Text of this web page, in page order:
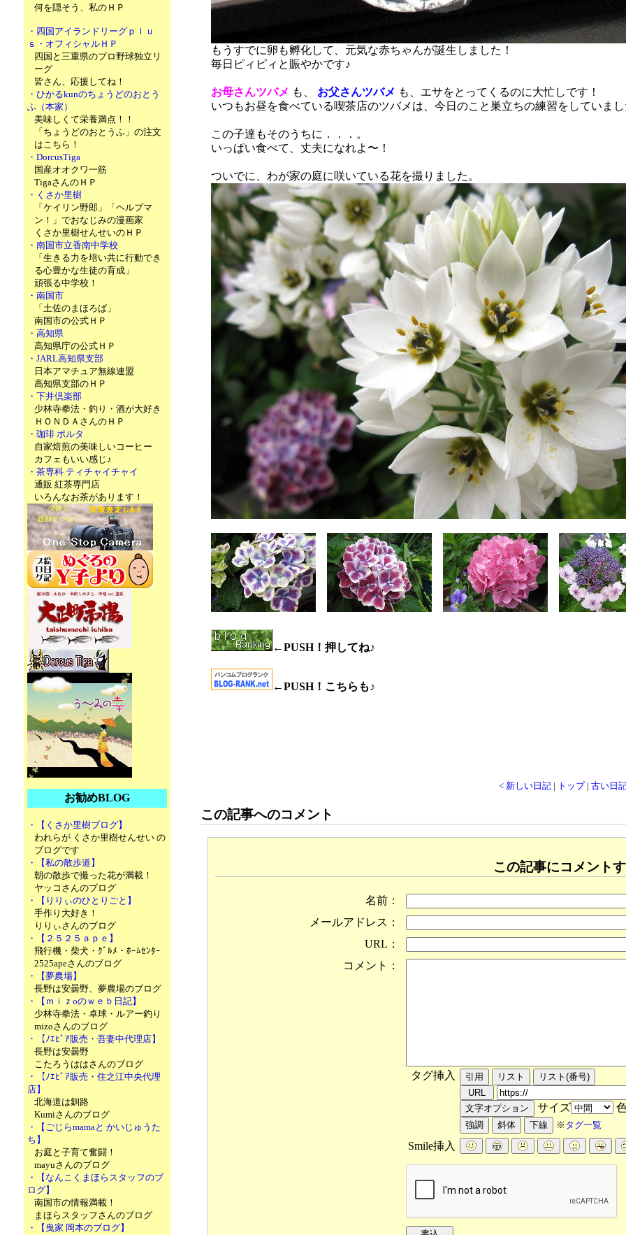
何を隠そう、私のＨＰ
・四国アイランドリーグｐｌｕ
ｓ・オフィシャルＨＰ
四国と三重県のプロ野球独立リ
ーグ
皆さん、応援してね！
・ひかるkunのちょうどのおとう
ふ（本家）
美味しくて栄養満点！！
「ちょうどのおとうふ」の注文
はこちら！
・DorcusTiga
国産オオクワ一筋
TigaさんのＨＰ
・くさか里樹
「ケイリン野郎」「ヘルプマ
ン！」でおなじみの漫画家
くさか里樹せんせいのＨＰ
・南国市立香南中学校
「生きる力を培い共に行動でき
る心豊かな生徒の育成」
頑張る中学校！
・南国市
「土佐のまほろば」
南国市の公式ＨＰ
・高知県
高知県庁の公式ＨＰ
・JARL高知県支部
日本アマチュア無線連盟
高知県支部のＨＰ
・下井倶楽部
少林寺拳法・釣り・酒が大好き
ＨＯＮＤＡさんのＨＰ
・珈琲 ポルタ
自家焙煎の美味しいコーヒー
カフェもいい感じ♪
・茶専科 ティチャイチャイ
通販 紅茶専門店
いろんなお茶があります！
お勧めBLOG
・【くさか里樹ブログ】
われらが くさか里樹せんせい の
ブログです
・【私の散歩道】
朝の散歩で撮った花が満載！
ヤッコさんのブログ
・【りりぃのひとりごと】
手作り大好き！
りりぃさんのブログ
・【２５２５ａｐｅ】
飛行機・柴犬・ｸﾞﾙﾒ・ﾎｰﾑｾﾝﾀｰ
2525apeさんのブログ
・【夢農場】
長野は安曇野、夢農場のブログ
・【ｍｉｚoのｗｅｂ日記】
少林寺拳法・卓球・ルアー釣り
mizoさんのブログ
・【ﾉｴﾋﾞｱ販売・吾妻中代理店】
長野は安曇野
こたろうははさんのブログ
・【ﾉｴﾋﾞｱ販売・住之江中央代理
店】
北海道は釧路
Kumiさんのブログ
・【ごじらmamaと かいじゅうた
ち】
お庭と子育て奮闘！
mayuさんのブログ
・【なんこくまほらスタッフのブ
ログ】
南国市の情報満載！
まほらスタッフさんのブログ
・【曳家 岡本のブログ】
もうすでに卵も孵化して、元気な赤ちゃんが誕生しました！
毎日ピィピィと賑やかです♪
お母さんツバメ も、 お父さんツバメ も、エサをとってくるのに大忙しです！
いつもお昼を食べている喫茶店のツバメは、今日のこと巣立ちの練習をしていま
この子達もそのうちに．．．。
いっぱい食べて、丈夫になれよ〜！
ついでに、わが家の庭に咲いている花を撮りました。
←PUSH！押してね♪
←PUSH！こちらも♪
< 新しい日記| トップ| 古い日
この記事へのコメント
この記事にコメント
名前：
メールアドレス：
URL：
コメント：
タグ挿入
サイズ
※ タグ一覧
Smile挿入